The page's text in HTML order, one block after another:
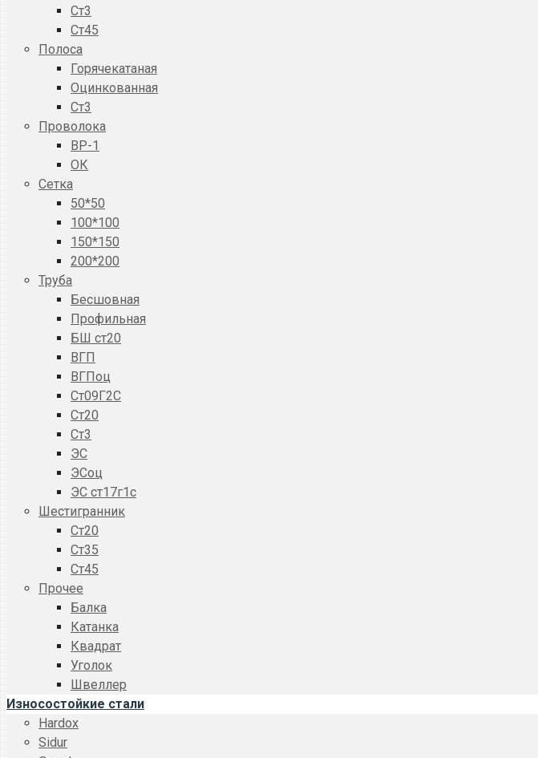
Ст3
Ст45
Полоса
Горячекатаная
Оцинкованная
Ст3
Проволока
ВР-1
ОК
Сетка
50*50
100*100
150*150
200*200
Труба
Бесшовная
Профильная
БШ ст20
ВГП
ВГПоц
Ст09Г2С
Ст20
Ст3
ЭС
ЭСоц
ЭС ст17г1с
Шестигранник
Ст20
Ст35
Ст45
Прочее
Балка
Катанка
Квадрат
Уголок
Швеллер
Износостойкие стали
Hardox
Sidur